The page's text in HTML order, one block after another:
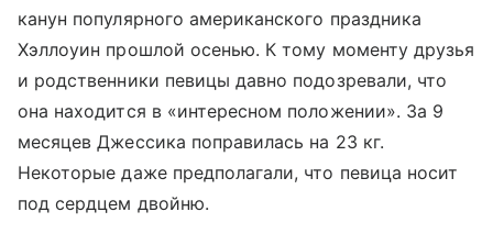
канун популярного американского праздника
Хэллоуин прошлой осенью. К тому моменту друзья
и родственники певицы давно подозревали, что
она находится в «интересном положении». За 9
месяцев Джессика поправилась на 23 кг.
Некоторые даже предполагали, что певица носит
под сердцем двойню.